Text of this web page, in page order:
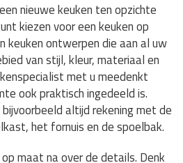
nieuwe keuken ten opzichte
kiezen voor een keuken op
keuken ontwerpen die aan al uw
van stijl, kleur, materiaal en
met u meedenkt
ook praktisch ingedeeld is.
altijd rekening met de
het fornuis en de spoelbak.
maat na over de details. Denk